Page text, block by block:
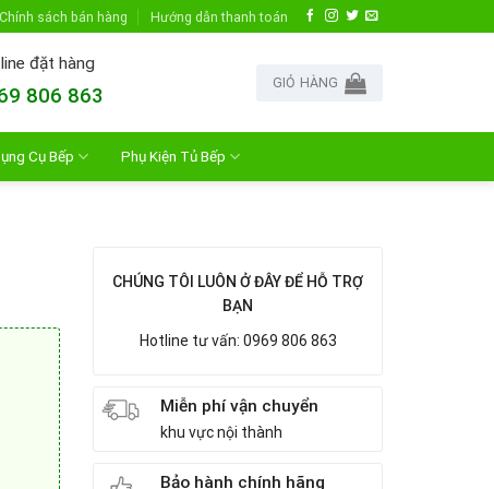
Chính sách bán hàng Hướng dẫn thanh toán
đặt hàng
806 863
GIỎ HÀNG
Cụ Bếp Phụ Kiện Tủ Bếp
CHÚNG TÔI LUÔN Ở ĐÂY ĐỂ HỖ TRỢ
BẠN
Hotline tư vấn: 0969 806 863
Miễn phí vận chuyển
khu vực nội thành
Bảo hành chính hãng